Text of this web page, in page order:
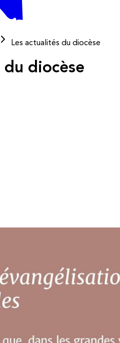
Les actualités du diocèse
du diocèse